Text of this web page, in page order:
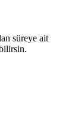
süreye ait